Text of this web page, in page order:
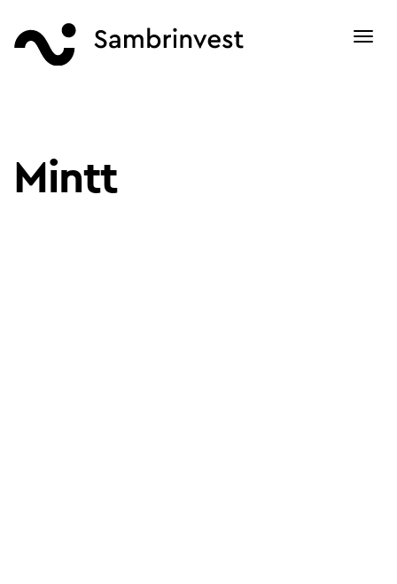
Mintt